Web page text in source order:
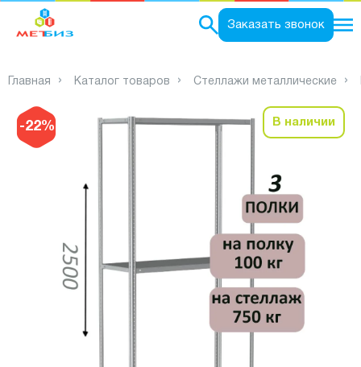
Заказать звонок
Главная Каталог товаров Стеллажи металлические
-22% В наличии